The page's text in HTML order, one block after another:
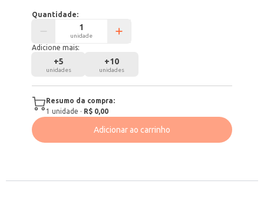
Quantidade:
unidade
Adicione mais:
+5
unidades
+10
unidades
Resumo da compra:
1 unidade · R$ 0,00
Adicionar ao carrinho